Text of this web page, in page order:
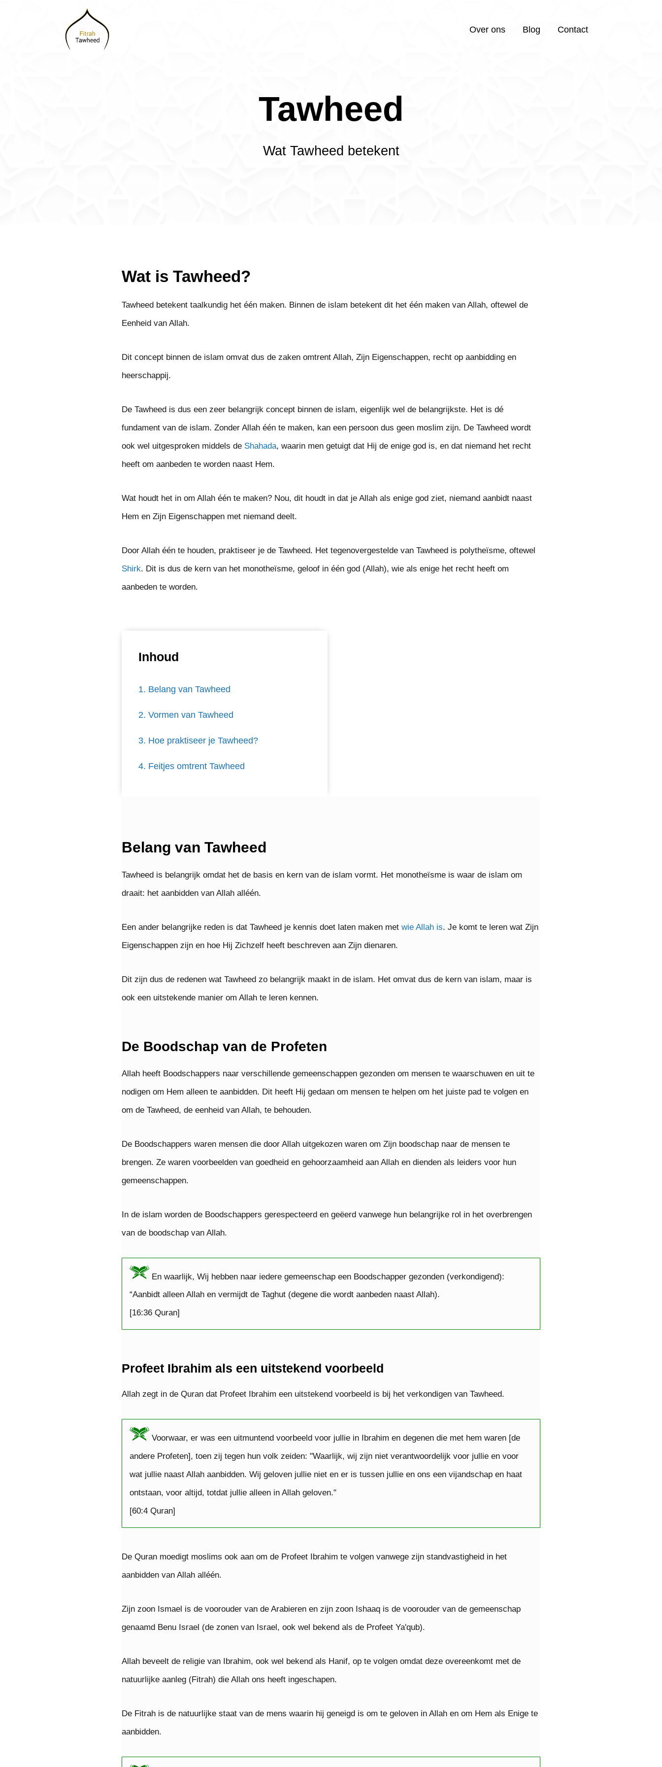
Over ons Blog Contact
Tawheed
Wat Tawheed betekent
Wat is Tawheed?
Tawheed betekent taalkundig het één maken. Binnen de islam betekent dit het één maken van Allah, oftewel de
Eenheid van Allah.
Dit concept binnen de islam omvat dus de zaken omtrent Allah, Zijn Eigenschappen, recht op aanbidding en
heerschappij.
De Tawheed is dus een zeer belangrijk concept binnen de islam, eigenlijk wel de belangrijkste. Het is dé
fundament van de islam. Zonder Allah één te maken, kan een persoon dus geen moslim zijn. De Tawheed wordt
ook wel uitgesproken middels de Shahada, waarin men getuigt dat Hij de enige god is, en dat niemand het recht
heeft om aanbeden te worden naast Hem.
Wat houdt het in om Allah één te maken? Nou, dit houdt in dat je Allah als enige god ziet, niemand aanbidt naast
Hem en Zijn Eigenschappen met niemand deelt.
Door Allah één te houden, praktiseer je de Tawheed. Het tegenovergestelde van Tawheed is polytheïsme, oftewel
Shirk. Dit is dus de kern van het monotheïsme, geloof in één god (Allah), wie als enige het recht heeft om
aanbeden te worden.
Inhoud
Belang van Tawheed
Vormen van Tawheed
Hoe praktiseer je Tawheed?
Feitjes omtrent Tawheed
Belang van Tawheed
Tawheed is belangrijk omdat het de basis en kern van de islam vormt. Het monotheïsme is waar de islam om
draait: het aanbidden van Allah alléén.
Een ander belangrijke reden is dat Tawheed je kennis doet laten maken met wie Allah is. Je komt te leren wat Zijn
Eigenschappen zijn en hoe Hij Zichzelf heeft beschreven aan Zijn dienaren.
Dit zijn dus de redenen wat Tawheed zo belangrijk maakt in de islam. Het omvat dus de kern van islam, maar is
ook een uitstekende manier om Allah te leren kennen.
De Boodschap van de Profeten
Allah heeft Boodschappers naar verschillende gemeenschappen gezonden om mensen te waarschuwen en uit te
nodigen om Hem alleen te aanbidden. Dit heeft Hij gedaan om mensen te helpen om het juiste pad te volgen en
om de Tawheed, de eenheid van Allah, te behouden.
De Boodschappers waren mensen die door Allah uitgekozen waren om Zijn boodschap naar de mensen te
brengen. Ze waren voorbeelden van goedheid en gehoorzaamheid aan Allah en dienden als leiders voor hun
gemeenschappen.
In de islam worden de Boodschappers gerespecteerd en geëerd vanwege hun belangrijke rol in het overbrengen
van de boodschap van Allah.
En waarlijk, Wij hebben naar iedere gemeenschap een Boodschapper gezonden (verkondigend):
“Aanbidt alleen Allah en vermijdt de Taghut (degene die wordt aanbeden naast Allah).
[16:36 Quran]
Profeet Ibrahim als een uitstekend voorbeeld
Allah zegt in de Quran dat Profeet Ibrahim een uitstekend voorbeeld is bij het verkondigen van Tawheed.
Voorwaar, er was een uitmuntend voorbeeld voor jullie in Ibrahim en degenen die met hem waren [de
andere Profeten], toen zij tegen hun volk zeiden: "Waarlijk, wij zijn niet verantwoordelijk voor jullie en voor
wat jullie naast Allah aanbidden. Wij geloven jullie niet en er is tussen jullie en ons een vijandschap en haat
ontstaan, voor altijd, totdat jullie alleen in Allah geloven."
[60:4 Quran]
De Quran moedigt moslims ook aan om de Profeet Ibrahim te volgen vanwege zijn standvastigheid in het
aanbidden van Allah alléén.
Zijn zoon Ismael is de voorouder van de Arabieren en zijn zoon Ishaaq is de voorouder van de gemeenschap
genaamd Benu Israel (de zonen van Israel, ook wel bekend als de Profeet Ya'qub).
Allah beveelt de religie van Ibrahim, ook wel bekend als Hanif, op te volgen omdat deze overeenkomt met de
natuurlijke aanleg (Fitrah) die Allah ons heeft ingeschapen.
De Fitrah is de natuurlijke staat van de mens waarin hij geneigd is om te geloven in Allah en om Hem als Enige te
aanbidden.